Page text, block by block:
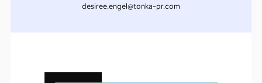
desiree.engel@tonka-pr.com